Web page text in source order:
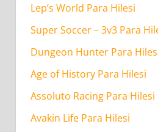
Lep’s World Para Hilesi
Super Soccer – 3v3 Para
Dungeon Hunter Para
Age of History Para Hilesi
Assoluto Racing Para Hilesi
Avakin Life Para Hilesi